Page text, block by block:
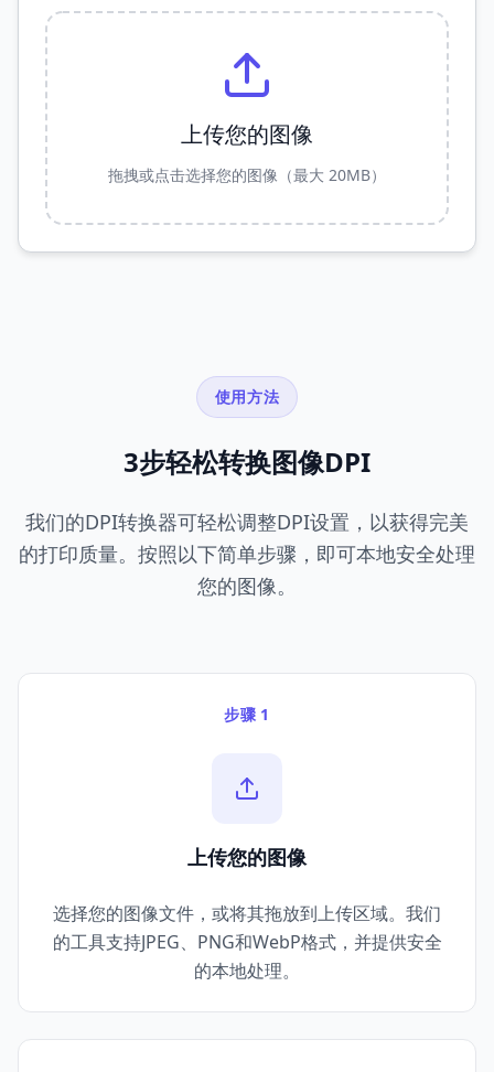
上传您的图像
拖拽或点击选择您的图像（最大 20MB）
使用方法
3步轻松转换图像DPI
我们的DPI转换器可轻松调整DPI设置，以获得完美
的打印质量。按照以下简单步骤，即可本地安全处理
您的图像。
步骤 1
上传您的图像
选择您的图像文件，或将其拖放到上传区域。我们
的工具支持JPEG、PNG和WebP格式，并提供安全
的本地处理。